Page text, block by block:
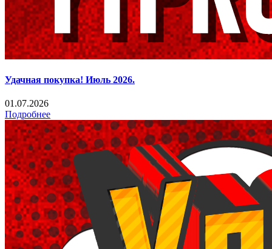
Удачная покупка! Июль 2026.
01.07.2026
Подробнее